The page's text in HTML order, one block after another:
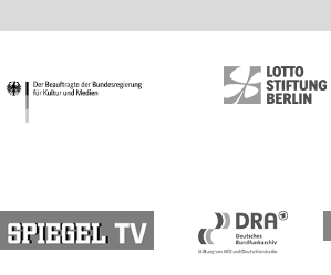
http://www.kulturstaatsminister.de
http://
stiftung-
http://www.spiegel.tv/ http://